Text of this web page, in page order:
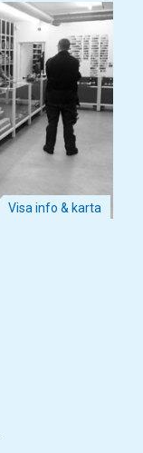
Visa info & karta